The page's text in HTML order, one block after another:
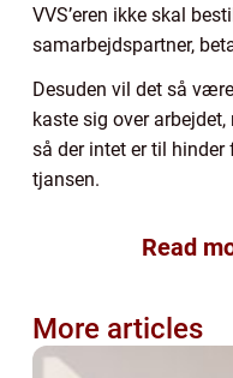
VVS’eren ikke skal
samarbejdspartner,
Desuden vil det så
kaste sig over
så der intet er til
tjansen.
Read
More articles